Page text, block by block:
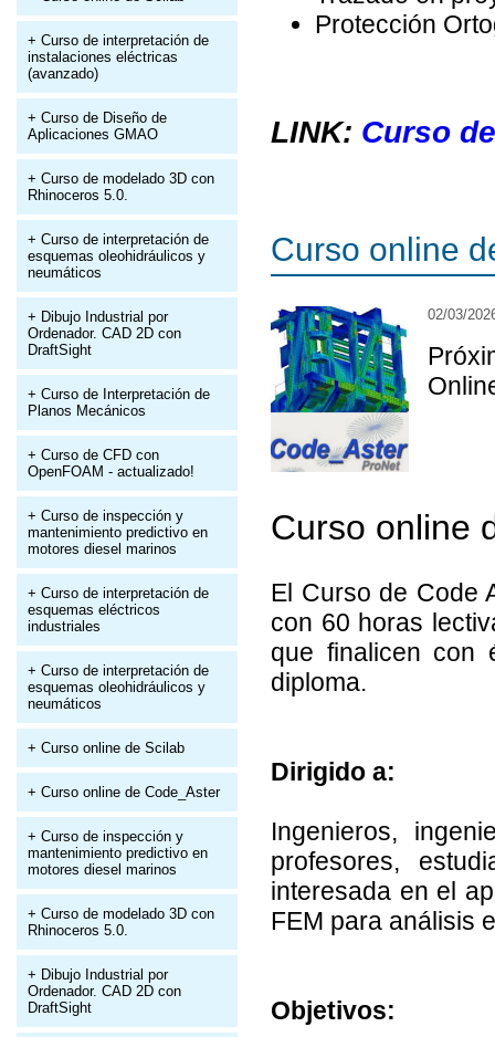
+ Curso de interpretación de
instalaciones eléctricas
(avanzado)
+ Curso de Diseño de
Aplicaciones GMAO
+ Curso de modelado 3D con
Rhinoceros 5.0.
+ Curso de interpretación de
esquemas oleohidráulicos y
neumáticos
+ Dibujo Industrial por
Ordenador. CAD 2D con
DraftSight
+ Curso de Interpretación de
Planos Mecánicos
+ Curso de CFD con
OpenFOAM - actualizado!
+ Curso de inspección y
mantenimiento predictivo en
motores diesel marinos
+ Curso de interpretación de
esquemas eléctricos
industriales
+ Curso de interpretación de
esquemas oleohidráulicos y
neumáticos
+ Curso online de Scilab
+ Curso online de Code_Aster
+ Curso de inspección y
mantenimiento predictivo en
motores diesel marinos
+ Curso de modelado 3D con
Rhinoceros 5.0.
+ Dibujo Industrial por
Ordenador. CAD 2D con
DraftSight
Protección
LINK: Curso
Curso online
02/03/
Curso online
El Curso de Code
con 60 horas
que finalicen con
diploma.
Dirigido a:
Ingenieros,
profesores,
interesada en el
FEM para análisis
Objetivos: